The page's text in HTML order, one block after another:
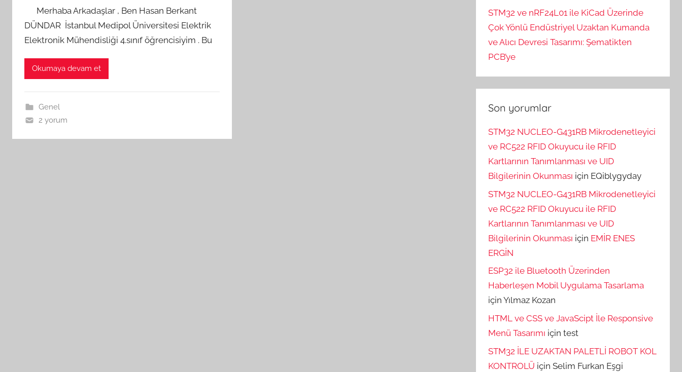
Merhaba Arkadaşlar , Ben Hasan Berkant
DÜNDAR İstanbul Medipol Üniversitesi Elektrik
Elektronik Mühendisliği 4.sınıf öğrencisiyim . Bu
Okumaya devam et
Genel
2 yorum
STM32 ve nRF24L01 ile KiCad Üzerinde
Çok Yönlü Endüstriyel Uzaktan Kumanda
ve Alıcı Devresi Tasarımı: Şematikten
PCB’ye
Son yorumlar
STM32 NUCLEO-G431RB Mikrodenetleyici
ve RC522 RFID Okuyucu ile RFID
Kartlarının Tanımlanması ve UID
Bilgilerinin Okunması için EQiblygyday
STM32 NUCLEO-G431RB Mikrodenetleyici
ve RC522 RFID Okuyucu ile RFID
Kartlarının Tanımlanması ve UID
Bilgilerinin Okunması için EMİR ENES
ERGİN
ESP32 ile Bluetooth Üzerinden
Haberleşen Mobil Uygulama Tasarlama
içinYılmaz Kozan
HTML ve CSS ve JavaScipt İle Responsive
Menü Tasarımı içintest
STM32 İLE UZAKTAN PALETLİ ROBOT KOL
KONTROLÜ içinSelim Furkan Eşgi